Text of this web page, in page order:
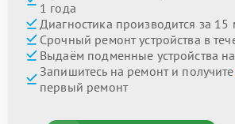
1 года
Диагностика производится за 15
Срочный ремонт устройства в
Выдаём подменные устройства
Запишитесь на ремонт и получите
первый ремонт